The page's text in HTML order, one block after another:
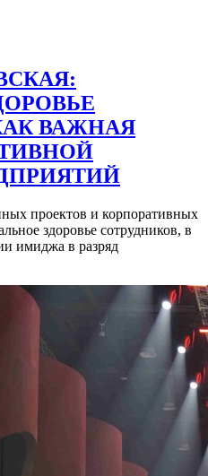
ВАЖНАЯ
проектов и корпоративных
здоровье сотрудников, в
имиджа в разряд